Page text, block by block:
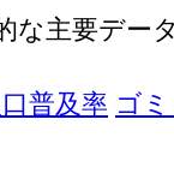
な主要デ
普及率 ゴ